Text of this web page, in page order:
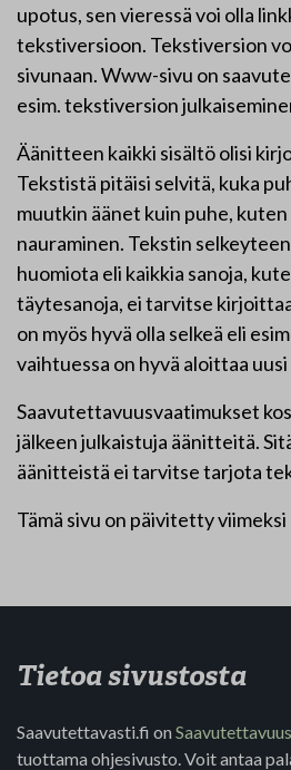
upotus, sen vieressä voi olla
tekstiversioon. Tekstiversion
sivunaan. Www-sivu on
esim. tekstiversion
Äänitteen kaikki sisältö olisi
Tekstistä pitäisi selvitä, kuka
muutkin äänet kuin puhe,
nauraminen. Tekstin
huomiota eli kaikkia sanoja,
täytesanoja, ei tarvitse
on myös hyvä olla selkeä eli
vaihtuessa on hyvä aloittaa uusi
Saavutettavuusvaatimukset
jälkeen julkaistuja äänitteitä.
äänitteistä ei tarvitse tarjota
Tämä sivu on päivitetty viimeksi
Tietoa sivustosta
Saavutettavasti.fi on
tuottama ohjesivusto. Voit antaa